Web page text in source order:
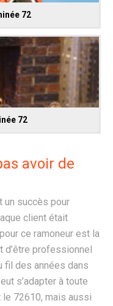
72
72
avoir de
un succès pour
client était
ce ramoneur est la
d’être professionnel
fil des années dans
s’adapter à toute
72610, mais aussi